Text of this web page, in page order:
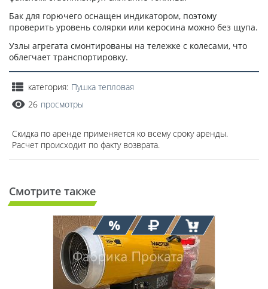
Бак для горючего оснащен индикатором, поэтому
проверить уровень солярки или керосина можно без щупа.
Узлы агрегата смонтированы на тележке с колесами, что
облегчает транспортировку.
категория: Пушка тепловая
26 просмотры
Скидка по аренде применяется ко всему сроку аренды.
Расчет происходит по факту возврата.
Смотрите также